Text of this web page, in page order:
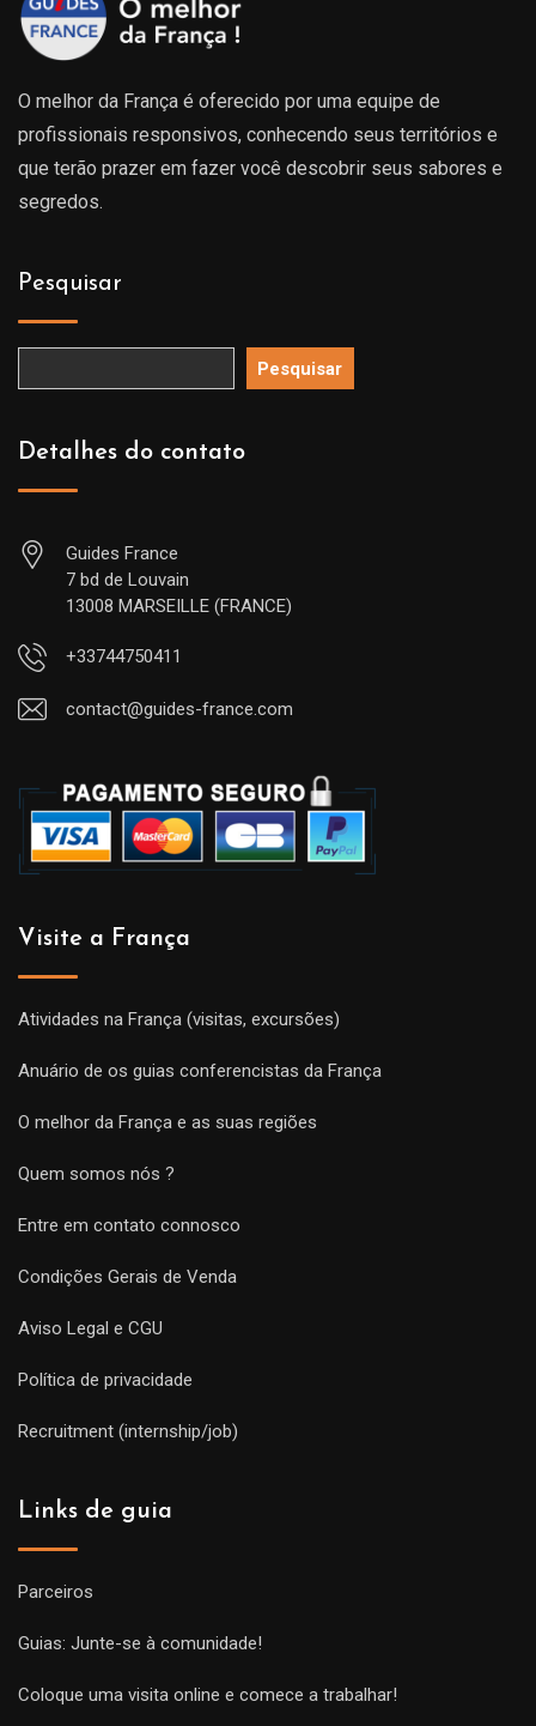
O melhor da França é oferecido por uma equipe de
profissionais responsivos, conhecendo seus territórios e
que terão prazer em fazer você descobrir seus sabores e
segredos.
Pesquisar
Pesquisar
Detalhes do contato
Guides France
7 bd de Louvain
13008 MARSEILLE (FRANCE)
+33744750411
contact@guides-france.com
Visite a França
Atividades na França (visitas, excursões)
Anuário de os guias conferencistas da França
O melhor da França e as suas regiões
Quem somos nós ?
Entre em contato connosco
Condições Gerais de Venda
Aviso Legal e CGU
Política de privacidade
Recruitment (internship/job)
Links de guia
Parceiros
Guias: Junte-se à comunidade!
Coloque uma visita online e comece a trabalhar!